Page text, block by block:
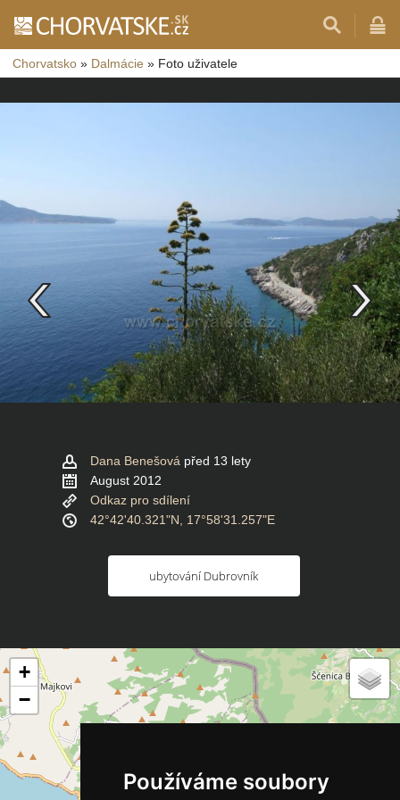
Používáme soubory
Chorvatsko » Dalmácie » Foto uživatele
Dana Benešová před 13 lety
August 2012
Odkaz pro sdílení
42°42'40.321"N, 17°58'31.257"E
ubytování Dubrovník
+
−